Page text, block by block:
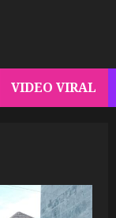
VIDEO VIRAL